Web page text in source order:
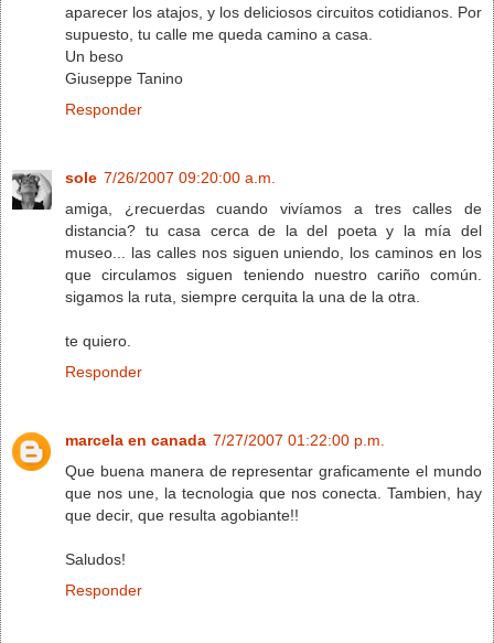
aparecer los atajos, y los deliciosos circuitos cotidianos. Por
supuesto, tu calle me queda camino a casa.
Un beso
Giuseppe Tanino
Responder
sole 7/26/2007 09:20:00 a.m.
amiga, ¿recuerdas cuando vivíamos a tres calles de
distancia? tu casa cerca de la del poeta y la mía del
museo... las calles nos siguen uniendo, los caminos en los
que circulamos siguen teniendo nuestro cariño común.
sigamos la ruta, siempre cerquita la una de la otra.
te quiero.
Responder
marcela en canada 7/27/2007 01:22:00 p.m.
Que buena manera de representar graficamente el mundo
que nos une, la tecnologia que nos conecta. Tambien, hay
que decir, que resulta agobiante!!
Saludos!
Responder